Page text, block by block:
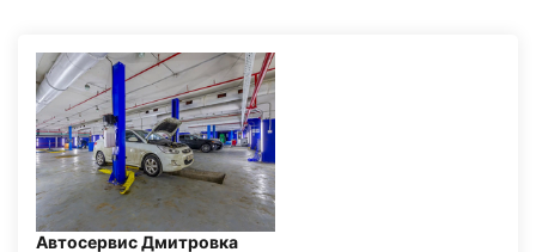
Автосервис Дмитровка